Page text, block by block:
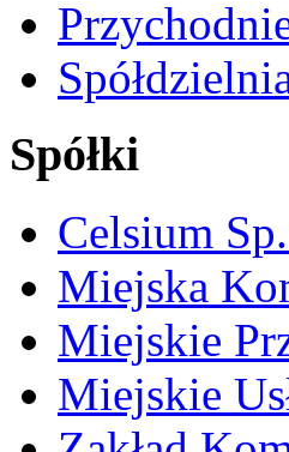
Spółki
Celsium
Miejska
Miejskie
Miejskie